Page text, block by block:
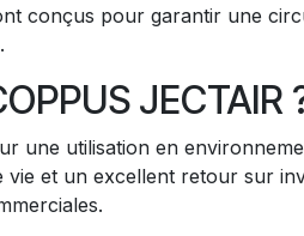
conçus pour garantir une
JECTAIR
une utilisation en
et un excellent retour sur